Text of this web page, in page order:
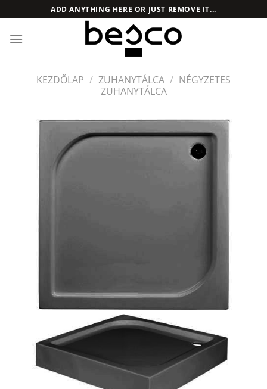
to
content
ADD ANYTHING HERE OR JUST REMOVE IT...
KEZDŐLAP / ZUHANYTÁLCA / NÉGYZETES
ZUHANYTÁLCA